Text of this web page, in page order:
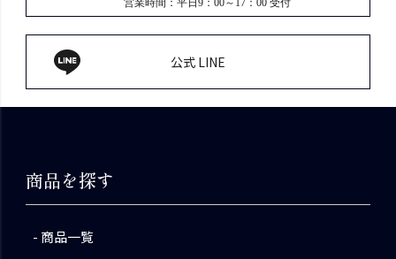
公式 LINE
商品を探す
商品一覧